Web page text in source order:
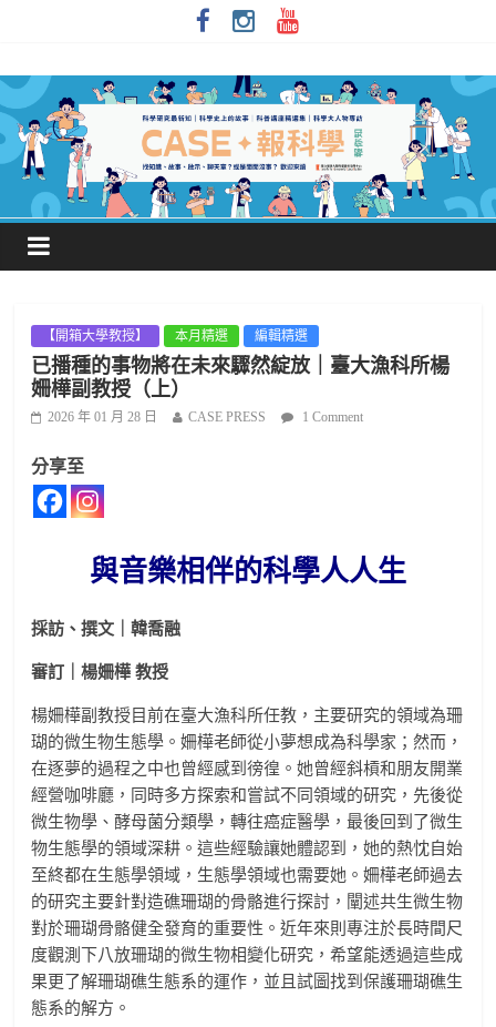
【開箱大學教授】 本月精選 編輯精選
已播種的事物將在未來驟然綻放｜臺大漁科所楊
姍樺副教授（上）
2026 年 01 月 28 日 CASE PRESS 1 Comment
分享至
與音樂相伴的科學人人生
採訪、撰文｜韓喬融
審訂｜楊姍樺 教授
楊姍樺副教授目前在臺大漁科所任教，主要研究的領域為珊
瑚的微生物生態學。姍樺老師從小夢想成為科學家；然而，
在逐夢的過程之中也曾經感到徬徨。她曾經斜槓和朋友開業
經營咖啡廳，同時多方探索和嘗試不同領域的研究，先後從
微生物學、酵母菌分類學，轉往癌症醫學，最後回到了微生
物生態學的領域深耕。這些經驗讓她體認到，她的熱忱自始
至終都在生態學領域，生態學領域也需要她。姍樺老師過去
的研究主要針對造礁珊瑚的骨骼進行探討，闡述共生微生物
對於珊瑚骨骼健全發育的重要性。近年來則專注於長時間尺
度觀測下八放珊瑚的微生物相變化研究，希望能透過這些成
果更了解珊瑚礁生態系的運作，並且試圖找到保護珊瑚礁生
態系的解方。